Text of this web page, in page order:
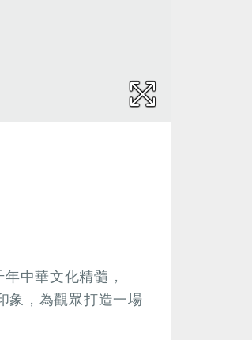
中華文化精髓，
象，為觀眾打造一場